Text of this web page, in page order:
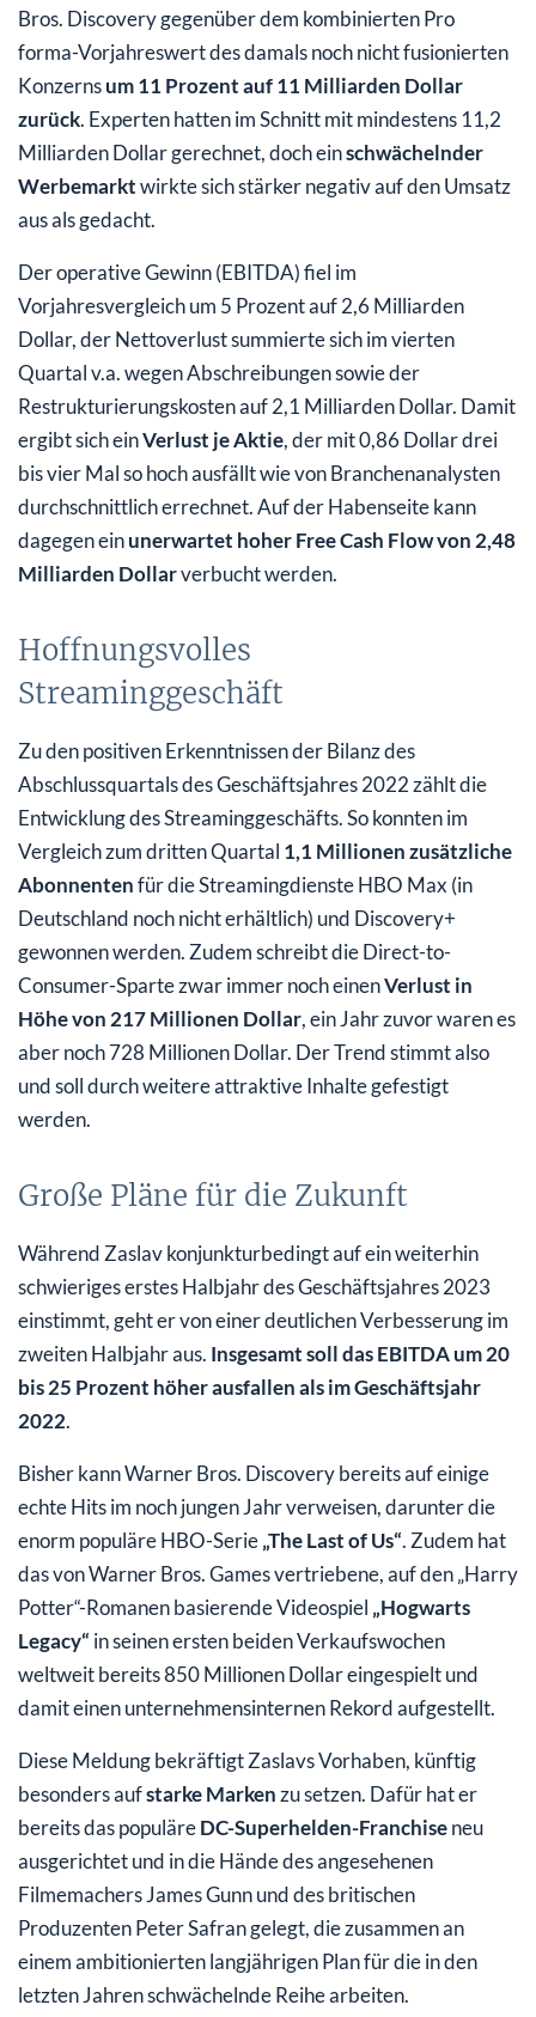
Bros. Discovery gegenüber dem kombinierten Pro
forma-Vorjahreswert des damals noch nicht fusionierten
Konzernsum 11 Prozent auf 11 Milliarden Dollar
zurück. Experten hatten im Schnitt mit mindestens 11,2
Milliarden Dollar gerechnet, doch einschwächelnder
Werbemarktwirkte sich stärker negativ auf den Umsatz
aus als gedacht.
Der operative Gewinn (EBITDA) fiel im
Vorjahresvergleich um 5 Prozent auf 2,6 Milliarden
Dollar, der Nettoverlust summierte sich im vierten
Quartal v.a. wegen Abschreibungen sowie der
Restrukturierungskosten auf 2,1 Milliarden Dollar. Damit
ergibt sich einVerlust je Aktie, der mit 0,86 Dollar drei
bis vier Mal so hoch ausfällt wie von Branchenanalysten
durchschnittlich errechnet. Auf der Habenseite kann
dagegen einunerwartet hoher Free Cash Flow von 2,48
Milliarden Dollarverbucht werden.
Hoffnungsvolles
Streaminggeschäft
Zu den positiven Erkenntnissen der Bilanz des
Abschlussquartals des Geschäftsjahres 2022 zählt die
Entwicklung des Streaminggeschäfts. So konnten im
Vergleich zum dritten Quartal 1,1 Millionen zusätzliche
Abonnentenfür die Streamingdienste HBO Max (in
Deutschland noch nicht erhältlich) und Discovery+
gewonnen werden. Zudem schreibt die Direct-to-
Consumer-Sparte zwar immer noch einenVerlust in
Höhe von 217 Millionen Dollar, ein Jahr zuvor waren es
aber noch 728 Millionen Dollar. Der Trend stimmt also
und soll durch weitere attraktive Inhalte gefestigt
werden.
Große Pläne für die Zukunft
Während Zaslav konjunkturbedingt auf ein weiterhin
schwieriges erstes Halbjahr des Geschäftsjahres 2023
einstimmt, geht er von einer deutlichen Verbesserung im
zweiten Halbjahr aus. Insgesamt soll das EBITDA um 20
bis 25 Prozent höher ausfallen als im Geschäftsjahr
2022.
Bisher kann Warner Bros. Discovery bereits auf einige
echte Hits im noch jungen Jahr verweisen, darunter die
enorm populäre HBO-Serie„The Last of Us“. Zudem hat
das von Warner Bros. Games vertriebene, auf den „Harry
Potter“-Romanen basierende Videospiel „Hogwarts
Legacy“ in seinen ersten beiden Verkaufswochen
weltweit bereits 850 Millionen Dollar eingespielt und
damit einen unternehmensinternen Rekord aufgestellt.
Diese Meldung bekräftigt Zaslavs Vorhaben, künftig
besonders aufstarke Markenzu setzen. Dafür hat er
bereits das populäreDC-Superhelden-Franchiseneu
ausgerichtet und in die Hände des angesehenen
Filmemachers James Gunn und des britischen
Produzenten Peter Safran gelegt, die zusammen an
einem ambitionierten langjährigen Plan für die in den
letzten Jahren schwächelnde Reihe arbeiten.